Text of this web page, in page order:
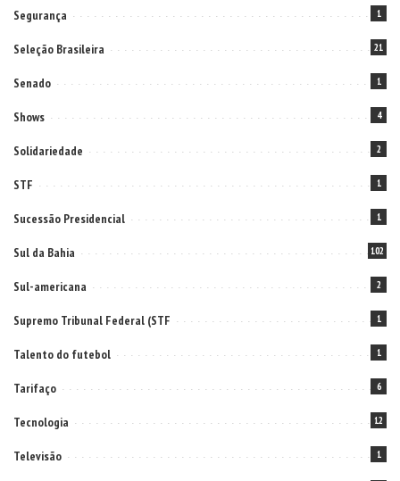
Segurança 1
Seleção Brasileira 21
Senado 1
Shows 4
Solidariedade 2
STF 1
Sucessão Presidencial 1
Sul da Bahia 102
Sul-americana 2
Supremo Tribunal Federal (STF 1
Talento do futebol 1
Tarifaço 6
Tecnologia 12
Televisão 1